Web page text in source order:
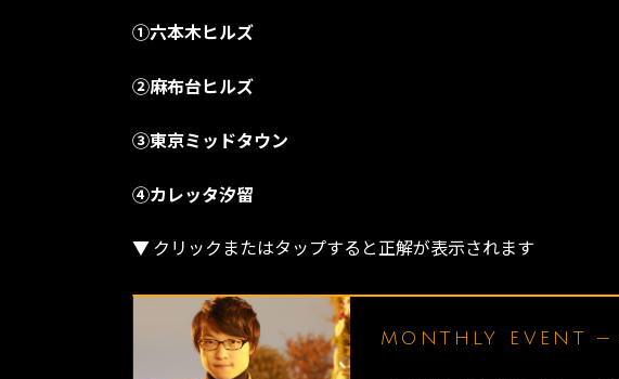
①六本木ヒルズ
②麻布台ヒルズ
③東京ミッドタウン
④カレッタ汐留
▼ クリックまたはタップすると正解が表示されます
MONTHLY EVENT —